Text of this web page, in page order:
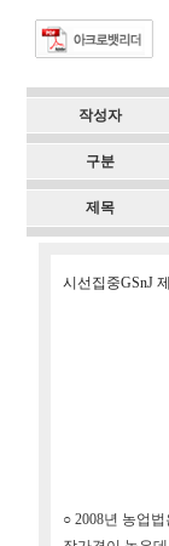
작성자
구분
제목
시선집중GSnJ
○ 2008년 농업